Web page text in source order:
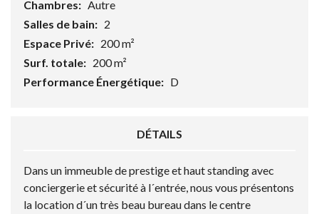
Chambres: Autre
Salles de bain: 2
Espace Privé: 200 m²
Surf. totale: 200 m²
Performance Énergétique: D
DÉTAILS
Dans un immeuble de prestige et haut standing avec
conciergerie et sécurité à l´entrée, nous vous présentons
la location d´un très beau bureau dans le centre